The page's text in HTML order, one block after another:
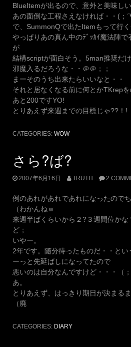
BlueItemが出るので、意外と美味しい
あの面倒な工程さえなければ・・(；
で、SummonQで出たItemもって行
やっぱりあの真ん中のﾃﾞｯｶｲ魔法陣
が
結構scriptが面白そう。5man推奨だけ
邪魔入るだろうな・・＠＠；；
まーそのうち出来たらいいなと・・
それと居なくなる前に何とかTKrepを
あと200ですYO!
とりあえず来週までの目標じゃ??！!
CATEGORIES: WOW
さら?ば?
2007年6月16日 TRUTH 2
例のあれがあれであれになったので
（わかんねｗ
来週半ばくらいから２?３週間位かな
ど；
いやー。
2年です。随分待ったものだ・・と
ーっと先延ばしになってたので
悪いのは自分なんですけど・・・（
あ。
とりあえず、はっきり期日が決まる
（廃
CATEGORIES: DIARY